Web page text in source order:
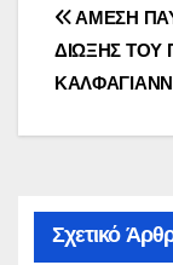
ΑΜΕΣΗ
ΔΙΩΞΗΣ ΤΟΥ
Σχετικό